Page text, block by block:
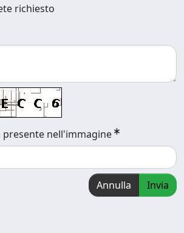
richiesto
nell'immagine
Annulla Invia